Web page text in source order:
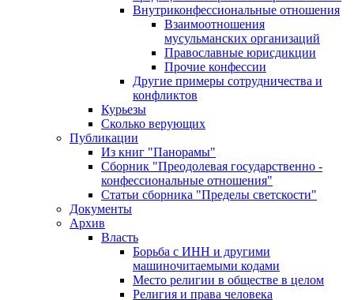
Внутриконфессиональные отношения
Взаимоотношения
мусульманских организаций
Православные юрисдикции
Прочие конфессии
Другие примеры сотрудничества и
конфликтов
Курьезы
Сколько верующих
Публикации
Из книг "Панорамы"
Сборник "Преодолевая государственно -
конфессиональные отношения"
Статьи сборника "Пределы светскости"
Документы
Архив
Власть
Борьба с ИНН и другими
машиночитаемыми кодами
Место религии в обществе в целом
Религия и права человека